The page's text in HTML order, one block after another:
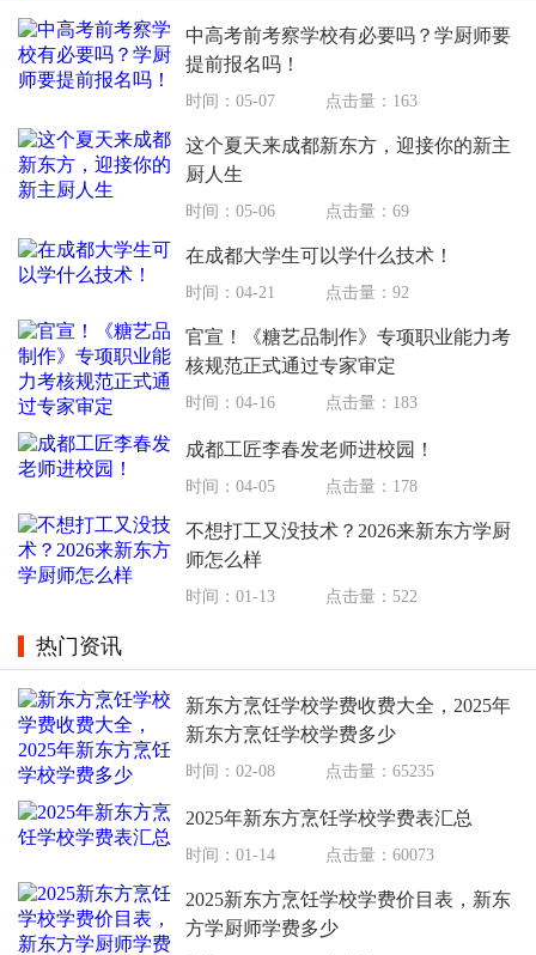
中高考前考察学校有必要吗？学厨师要
提前报名吗！
时间：05-07 点击量：163
这个夏天来成都新东方，迎接你的新主
厨人生
时间：05-06 点击量：69
在成都大学生可以学什么技术！
时间：04-21 点击量：92
官宣！《糖艺品制作》专项职业能力考
核规范正式通过专家审定
时间：04-16 点击量：183
成都工匠李春发老师进校园！
时间：04-05 点击量：178
不想打工又没技术？2026来新东方学厨
师怎么样
时间：01-13 点击量：522
热门资讯
新东方烹饪学校学费收费大全，2025年
新东方烹饪学校学费多少
时间：02-08 点击量：65235
2025年新东方烹饪学校学费表汇总
时间：01-14 点击量：60073
2025新东方烹饪学校学费价目表，新东
方学厨师学费多少